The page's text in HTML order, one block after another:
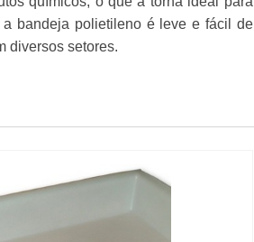
bandeja polietileno é leve e fácil de
diversos setores.